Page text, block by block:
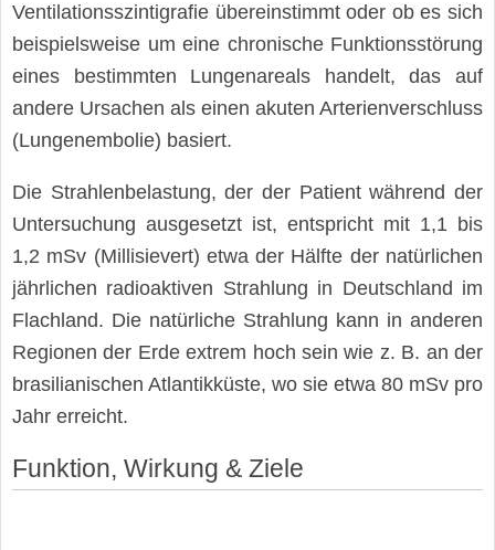
Ventilationsszintigrafie übereinstimmt oder ob es sich
beispielsweise um eine chronische Funktionsstörung
eines bestimmten Lungenareals handelt, das auf
andere Ursachen als einen akuten Arterienverschluss
(Lungenembolie) basiert.
Die Strahlenbelastung, der der Patient während der
Untersuchung ausgesetzt ist, entspricht mit 1,1 bis
1,2 mSv (Millisievert) etwa der Hälfte der natürlichen
jährlichen radioaktiven Strahlung in Deutschland im
Flachland. Die natürliche Strahlung kann in anderen
Regionen der Erde extrem hoch sein wie z. B. an der
brasilianischen Atlantikküste, wo sie etwa 80 mSv pro
Jahr erreicht.
Funktion, Wirkung & Ziele